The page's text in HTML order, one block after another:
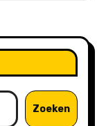
Zoeken